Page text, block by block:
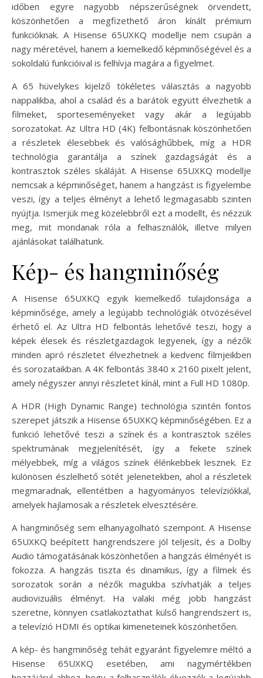
időben egyre nagyobb népszerűségnek örvendett,
köszönhetően a megfizethető áron kínált prémium
funkcióknak. A Hisense 65UXKQ modellje nem csupán a
nagy méretével, hanem a kiemelkedő képminőségével és a
sokoldalú funkcióival is felhívja magára a figyelmet.
A 65 hüvelykes kijelző tökéletes választás a nagyobb
nappalikba, ahol a család és a barátok együtt élvezhetik a
filmeket, sporteseményeket vagy akár a legújabb
sorozatokat. Az Ultra HD (4K) felbontásnak köszönhetően
a részletek élesebbek és valósághűbbek, míg a HDR
technológia garantálja a színek gazdagságát és a
kontrasztok széles skáláját. A Hisense 65UXKQ modellje
nemcsak a képminőséget, hanem a hangzást is figyelembe
veszi, így a teljes élményt a lehető legmagasabb szinten
nyújtja. Ismerjük meg közelebbről ezt a modellt, és nézzük
meg, mit mondanak róla a felhasználók, illetve milyen
ajánlásokat találhatunk.
Kép- és hangminőség
A Hisense 65UXKQ egyik kiemelkedő tulajdonsága a
képminősége, amely a legújabb technológiák ötvözésével
érhető el. Az Ultra HD felbontás lehetővé teszi, hogy a
képek élesek és részletgazdagok legyenek, így a nézők
minden apró részletet élvezhetnek a kedvenc filmjeikben
és sorozataikban. A 4K felbontás 3840 x 2160 pixelt jelent,
amely négyszer annyi részletet kínál, mint a Full HD 1080p.
A HDR (High Dynamic Range) technológia szintén fontos
szerepet játszik a Hisense 65UXKQ képminőségében. Ez a
funkció lehetővé teszi a színek és a kontrasztok széles
spektrumának megjelenítését, így a fekete színek
mélyebbek, míg a világos színek élénkebbek lesznek. Ez
különösen észlelhető sötét jelenetekben, ahol a részletek
megmaradnak, ellentétben a hagyományos televíziókkal,
amelyek hajlamosak a részletek elvesztésére.
A hangminőség sem elhanyagolható szempont. A Hisense
65UXKQ beépített hangrendszere jól teljesít, és a Dolby
Audio támogatásának köszönhetően a hangzás élményét is
fokozza. A hangzás tiszta és dinamikus, így a filmek és
sorozatok során a nézők magukba szívhatják a teljes
audiovizuális élményt. Ha valaki még jobb hangzást
szeretne, könnyen csatlakoztathat külső hangrendszert is,
a televízió HDMI és optikai kimeneteinek köszönhetően.
A kép- és hangminőség tehát egyaránt figyelemre méltó a
Hisense 65UXKQ esetében, ami nagymértékben